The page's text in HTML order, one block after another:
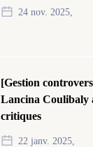
24 nov. 2025,
[Gestion
Lancina Coulibaly
critiques
22 janv. 2025,